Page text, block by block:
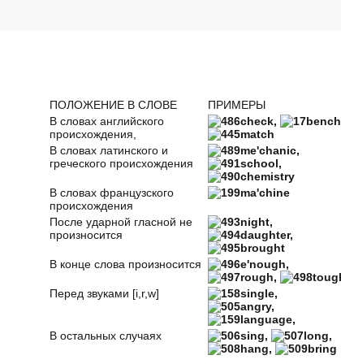
ПОЛОЖЕНИЕ В СЛОВЕ
ПРИМЕРЫ
В словах английского
происхождения,
check,
match
В словах латинского и
греческого происхождения
me'chanic,
school,
chemistry
В словах французского
происхождения
ma'chine
После ударной гласной не
произносится
night,
daughter,
brought
В конце слова произносится e'nough,
rough,
Перед звуками [i,r,w] single,
angry,
language,
В остальных случаях sing,
long,
hang,
bring